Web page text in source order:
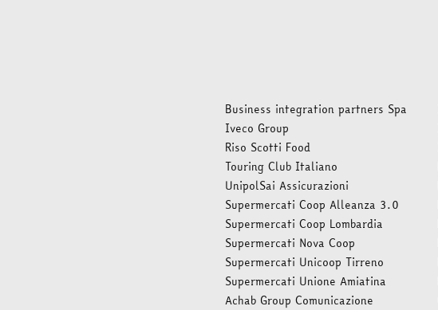
Business integration partners Spa
Iveco Group
Riso Scotti Food
Touring Club Italiano
UnipolSai Assicurazioni
Supermercati Coop Alleanza 3.0
Supermercati Coop Lombardia
Supermercati Nova Coop
Supermercati Unicoop Tirreno
Supermercati Unione Amiatina
Achab Group Comunicazione